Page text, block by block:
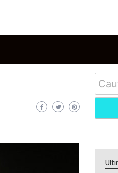
for: